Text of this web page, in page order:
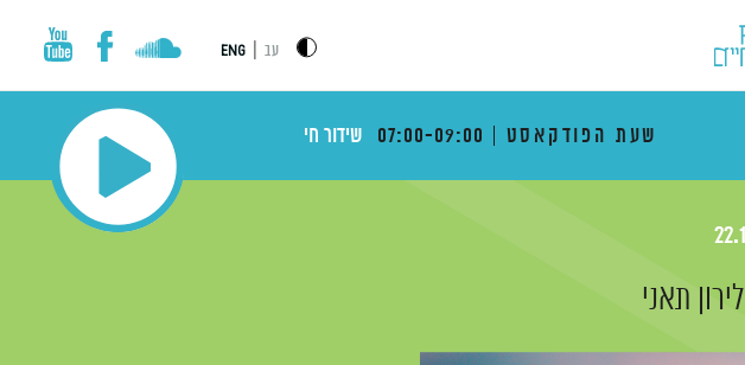
עב ENG
שעת הפודקאסט 07:00-09:00 שידור חי
לירון תאני